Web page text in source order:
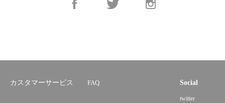
カスタマーサービス FAQ Social
twitter